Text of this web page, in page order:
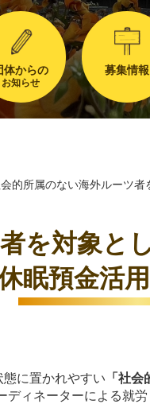
体からの
お知らせ
募集情報
的所属のない海外ルーツ者
を対象と
眠預金活
に置かれやすい 「社
ィネーターによる就